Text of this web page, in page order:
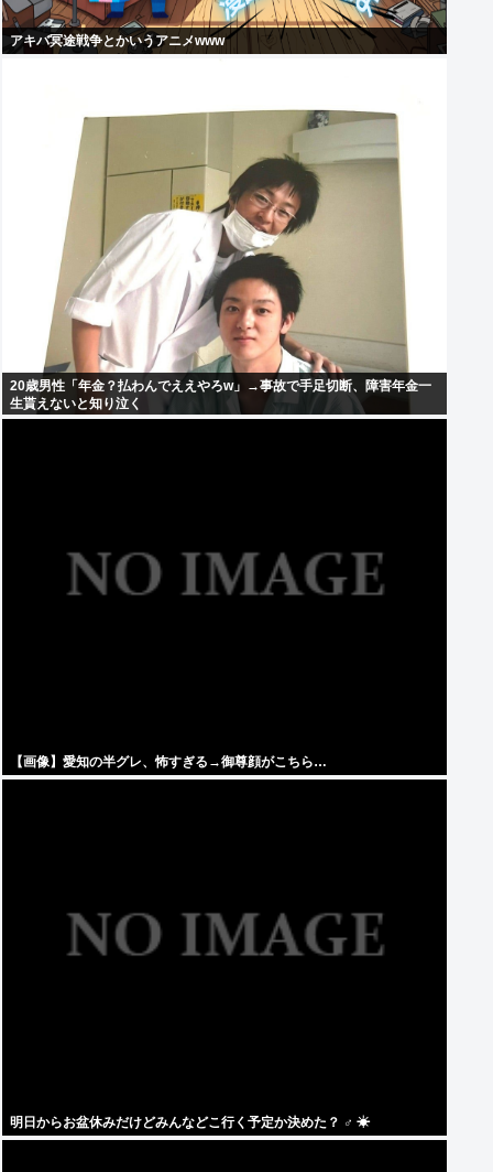
アキバ冥途戦争とかいうアニメwww
20歳男性「年金？払わんでええやろw」→事故で手足切断、障害年金一
生貰えないと知り泣く
【画像】愛知の半グレ、怖すぎる→御尊顔がこちら…
明日からお盆休みだけどみんなどこ行く予定か決めた？ ‍♂ ☀